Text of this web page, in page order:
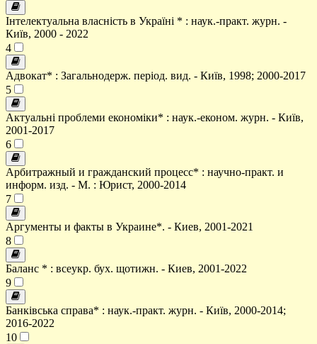
Інтелектуальна власність в Україні * : наук.-практ. журн. -
Київ, 2000 - 2022
4
Адвокат* : Загальнодерж. період. вид. - Київ, 1998; 2000-2017
5
Актуальні проблеми економіки* : наук.-економ. журн. - Київ,
2001-2017
6
Арбитражный и гражданский процесс* : научно-практ. и
информ. изд. - М. : Юрист, 2000-2014
7
Аргументы и факты в Украине*. - Киев, 2001-2021
8
Баланс * : всеукр. бух. щотижн. - Киев, 2001-2022
9
Банківська справа* : наук.-практ. журн. - Київ, 2000-2014;
2016-2022
10